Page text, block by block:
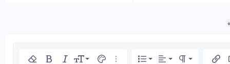
«
9
Sıralı liste
Sola hizala
Normal